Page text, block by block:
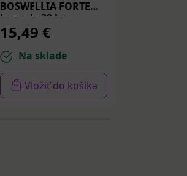
BOSWELLIA FORTE
kapsuly 30 ks
15,49 €
Na sklade
Vložiť do košíka